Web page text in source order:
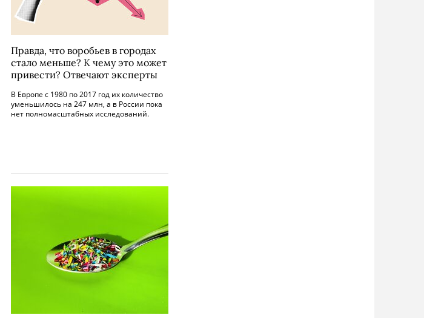
Правда, что воробьев в городах
стало меньше? К чему это может
привести? Отвечают эксперты
В Европе с 1980 по 2017 год их количество
уменьшилось на 247 млн, а в России пока
нет полномасштабных исследований.